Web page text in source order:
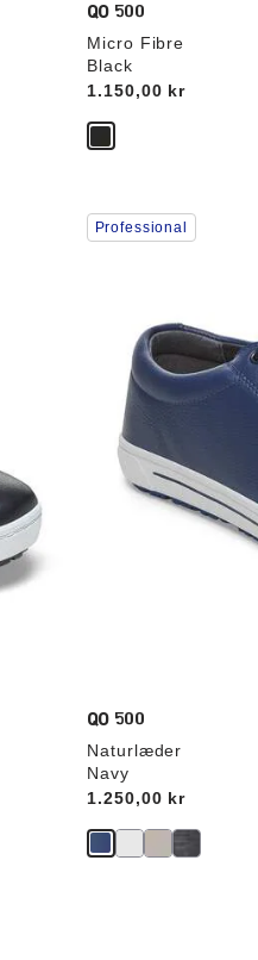
QO 500
Micro Fibre
Black
Price:
1.150,00 kr
QO 500
Naturlæder
Navy
Price:
1.250,00 kr
Interaktion
med
produktbilledet
Professional